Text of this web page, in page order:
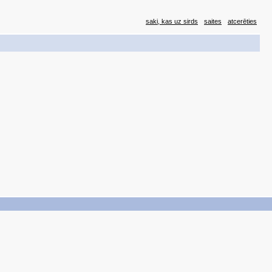
saki, kas uz sirds saites atcerēties